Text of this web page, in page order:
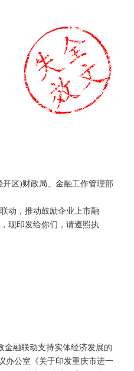
区)财政局、金融工作管理部
动，推动鼓励企业上市融
现印发给你们，请遵照执
融联动支持实体经济发展的
办公室《关于印发重庆市进一